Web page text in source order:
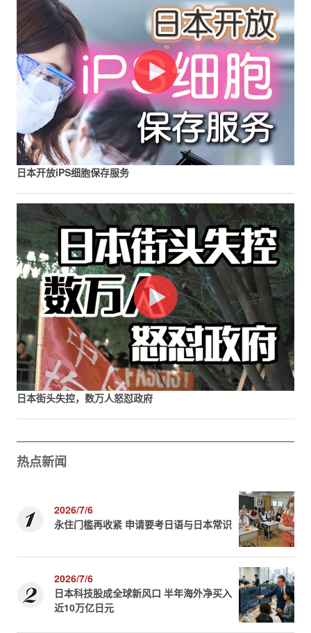
日本开放iPS细胞保存服务
日本街头失控，数万人怒怼政府
热点新闻
2026/7/6
永住门槛再收紧 申请要考日语与日本常识
2026/7/6
日本科技股成全球新风口 半年海外净买入
近10万亿日元